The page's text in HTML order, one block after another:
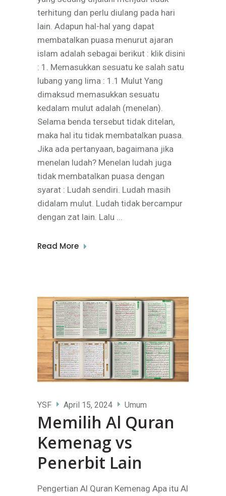
terhitung dan perlu diulang pada hari
lain. Adapun hal-hal yang dapat
membatalkan puasa menurut ajaran
islam adalah sebagai berikut : klik disini
: 1. Memasukkan sesuatu ke salah satu
lubang yang lima : 1.1 Mulut Yang
dimaksud memasukkan sesuatu
kedalam mulut adalah (menelan).
Selama benda tersebut tidak ditelan,
maka hal itu tidak membatalkan puasa.
Jika ada pertanyaan, bagaimana jika
menelan ludah? Menelan ludah juga
tidak membatalkan puasa dengan
syarat : Ludah sendiri. Ludah masih
didalam mulut. Ludah tidak bercampur
dengan zat lain. Lalu
Read More
YSF April 15, 2024 Umum
Memilih Al Quran
Kemenag vs
Penerbit Lain
Pengertian Al Quran Kemenag Apa itu Al